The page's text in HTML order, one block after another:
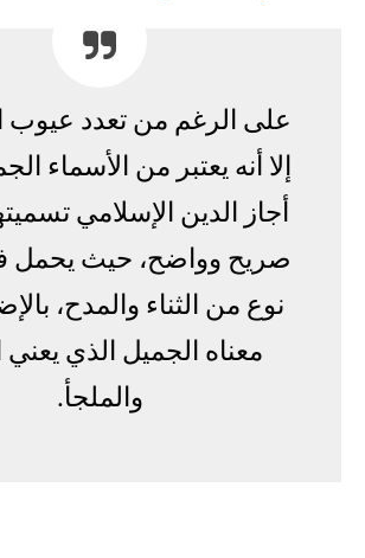
على الرغم من تعدد عيوب
إلا أنه يعتبر من الأسماء
أجاز الدين الإسلامي
صريح وواضح، حيث يحمل
نوع من الثناء والمدح،
معناه الجميل الذي يعني
والملجأ.